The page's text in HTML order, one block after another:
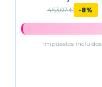
WIRELESS
453,07 € -8%
Impuestos incluidos